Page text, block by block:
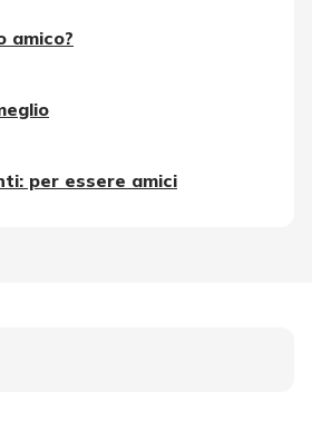
amico?
per essere amici